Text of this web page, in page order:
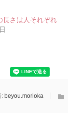
長さは人それぞれ
: beyou.morioka